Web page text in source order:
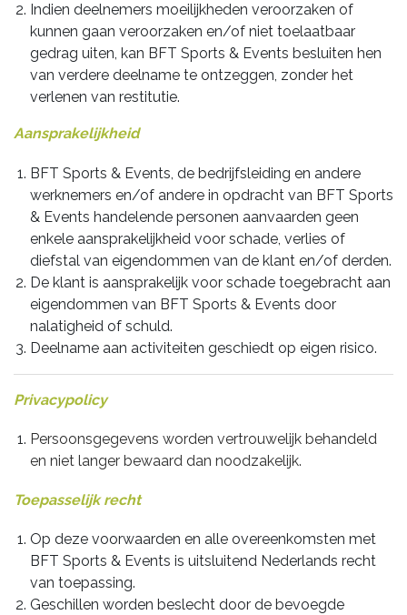
Indien deelnemers moeilijkheden veroorzaken of
kunnen gaan veroorzaken en/of niet toelaatbaar
gedrag uiten, kan BFT Sports & Events besluiten hen
van verdere deelname te ontzeggen, zonder het
verlenen van restitutie.
Aansprakelijkheid
BFT Sports & Events, de bedrijfsleiding en andere
werknemers en/of andere in opdracht van BFT Sports
& Events handelende personen aanvaarden geen
enkele aansprakelijkheid voor schade, verlies of
diefstal van eigendommen van de klant en/of derden.
De klant is aansprakelijk voor schade toegebracht aan
eigendommen van BFT Sports & Events door
nalatigheid of schuld.
Deelname aan activiteiten geschiedt op eigen risico.
Privacypolicy
Persoonsgegevens worden vertrouwelijk behandeld
en niet langer bewaard dan noodzakelijk.
Toepasselijk recht
Op deze voorwaarden en alle overeenkomsten met
BFT Sports & Events is uitsluitend Nederlands recht
van toepassing.
Geschillen worden beslecht door de bevoegde